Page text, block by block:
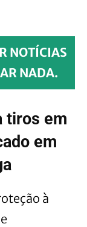
NOTÍCIAS
NADA.
tiros em
em
à